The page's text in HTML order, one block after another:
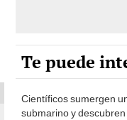
Te puede
Científicos sumergen
submarino y descubren